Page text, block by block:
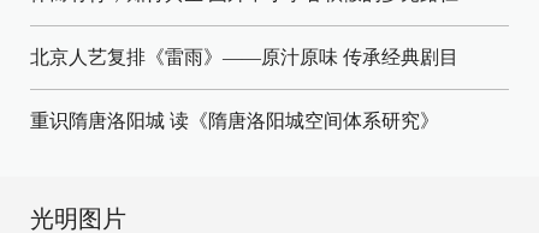
北京人艺复排《雷雨》——原汁原味 传承经典剧目
重识隋唐洛阳城 读《隋唐洛阳城空间体系研究》
光明图片